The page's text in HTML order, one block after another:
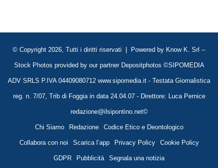
© Copyright 2026, Tutti i diritti riservati | Powered by Know K. Srl --
Stock Photos provided by our partner Depositphotos ©SIPOMEDIA
ADV SRLS P.IVA 04409080712 www.sipomedia.it - Testata Giornalistica
reg. n. 7/07, Trib di Foggia in data 24.04.07 - Direttore: Luca Pernice
redazione@ilsipontino.net©
Chi Siamo Redazione Codice Etico e Deontologico
Collabora con noi Scarica l’app Privacy Policy Cookie Policy
GDPR Pubblicità Segnala una notizia